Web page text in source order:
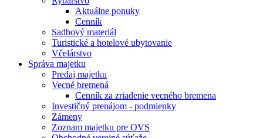
Aktuálne ponuky
Cenník
Sadbový materiál
Turistické a hotelové ubytovanie
Včelárstvo
Správa majetku
Predaj majetku
Vecné bremená
Cenník za zriadenie vecného bremena
Investičný prenájom - podmienky
Zámeny
Zoznam majetku pre OVS